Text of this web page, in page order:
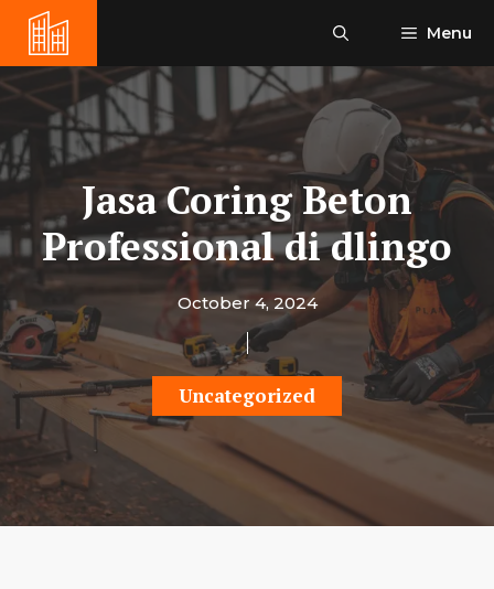
content
Menu
Jasa Coring Beton
Professional di dlingo
October 4, 2024
Uncategorized